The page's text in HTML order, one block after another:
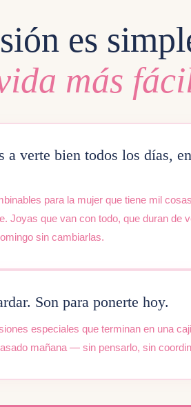
es
más
a verte bien todos los días,
para la mujer que tiene mil
Joyas que van con todo, que duran de
sin cambiarlas.
Son para ponerte hoy.
especiales que terminan en una
mañana — sin pensarlo, sin